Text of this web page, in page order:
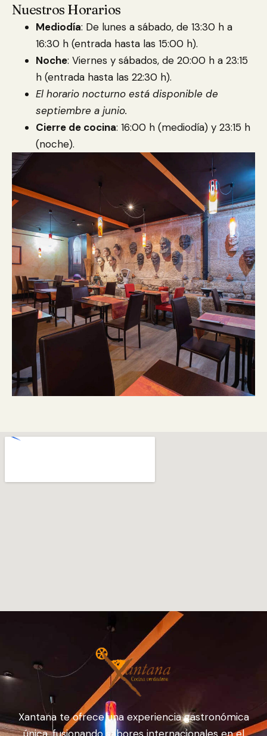
Nuestros Horarios
Mediodía: De lunes a sábado, de 13:30 h a
16:30 h (entrada hasta las 15:00 h).
Noche: Viernes y sábados, de 20:00 h a 23:15
h (entrada hasta las 22:30 h).
El horario nocturno está disponible de
septiembre a junio.
Cierre de cocina: 16:00 h (mediodía) y 23:15 h
(noche).
Xantana te ofrece una experiencia gastronómica